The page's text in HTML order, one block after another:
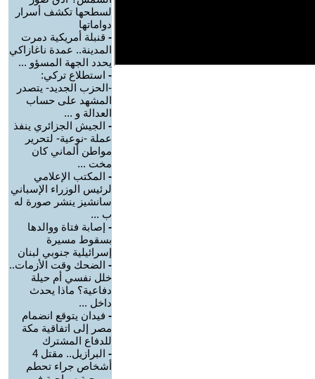
لسطحها تكشف أسرار
دواماتها
- قنبلة أمريكية دمرت
المدينة.. عمدة ناغازاكي
يحدد الجهة المسؤو ...
- استطلاع تركي:
-الحزب الجديد- يتصدر
المشهد على حساب
العدالة و ...
- الجيش الجزائري ينفذ
عملة -نوعية- لتحرير
مواطن ألماني كان
مخت ...
- المكتب الإعلامي
لرئيس الوزراء الإسباني
سانشيز ينشر صورة له
ب ...
- إصابة فتاة ووالدها
بسقوط مسيرة
إسرائيلية جنوبي لبنان
- الضحك وقت الأزمات..
خلل نفسي أم حيلة
دفاعية؟ ماذا يحدث
داخل ...
- فيدان يتوقع انضمام
مصر إلى اتفاقية مكة
للدفاع المشترك
-
البرازيل.. مقتل 4
أشخاص جراء تحطم